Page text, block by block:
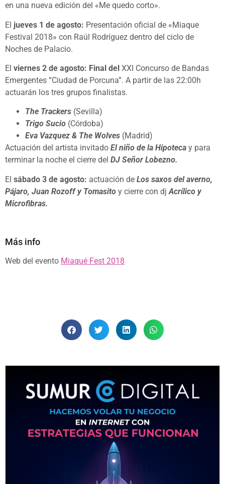
en una nueva edición del «Me quedo corto».
El jueves 1 de agosto: Presentación oficial de «Miaque
Festival 2018» con Raúl Rodríguez dentro del ciclo de
Noches de Palacio.
El viernes 2 de agosto: Final del XXI Concurso de Bandas
Emergentes “Ciudad de Porcuna”. A partir de las 22:00h
actuarán los tres grupos finalistas.
The Trackers (Sevilla)
Trigo Sucio (Córdoba)
Eva Vazquez & The Wolves (Madrid)
Actuación del artista invitado El niño de la Hipoteca y para
terminar la noche el cierre del DJ Señor Lobezno.
El sábado 3 de agosto: actuación de Los saxos del averno,
Pájaro, Juan Rozoff y Tomasito y cierre con dj Acrílico y
Microfibras.
Más info
Web del evento Miaqué Fest 2018